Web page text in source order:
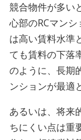
競合物件が多い
心部のRCマン
は高い賃料水準
ても賃料の下落
のように、長期
ンションが最適
あるいは、将来
ちにくい点は重